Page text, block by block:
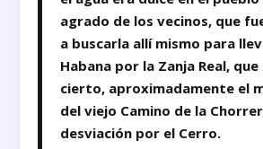
agrado de los vecinos, que
a buscarla allí mismo para
Habana por la Zanja Real,
cierto, aproximadamente el
del viejo Camino de la
desviación por el Cerro.